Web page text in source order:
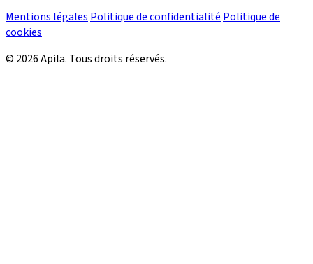
Mentions légales Politique de confidentialité Politique de
cookies
© 2026 Apila. Tous droits réservés.